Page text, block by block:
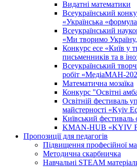
Видатні математики
Всеукраїнський
«Українська
Всеукраїнський
«Ми творимо
Конкурс есе «Київ у
письменників та в
Всеукраїнський
робіт «МедіаМАН-
Математична мозаїка
Конкурс "Освітні
Освітній фестиваль
майстерності «Kyiv
Київський фестиваль
KMAN-HUB «KYIV
Пропозиції для педагогів
Підвищення професійної
Методична скарбничка
Навчальні STEAM